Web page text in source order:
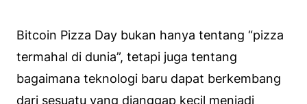
Bitcoin Pizza Day bukan hanya tentang “pizza
termahal di dunia”, tetapi juga tentang
bagaimana teknologi baru dapat berkembang
dari sesuatu yang dianggap kecil menjadi